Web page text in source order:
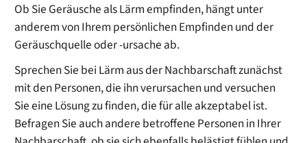
Ob Sie Geräusche als Lärm empfinden, hängt unter
anderem von Ihrem persönlichen Empfinden und der
Geräuschquelle oder -ursache ab.
Sprechen Sie bei Lärm aus der Nachbarschaft zunächst
mit den Personen, die ihn verursachen und versuchen
Sie eine Lösung zu finden, die für alle akzeptabel ist.
Befragen Sie auch andere betroffene Personen in Ihrer